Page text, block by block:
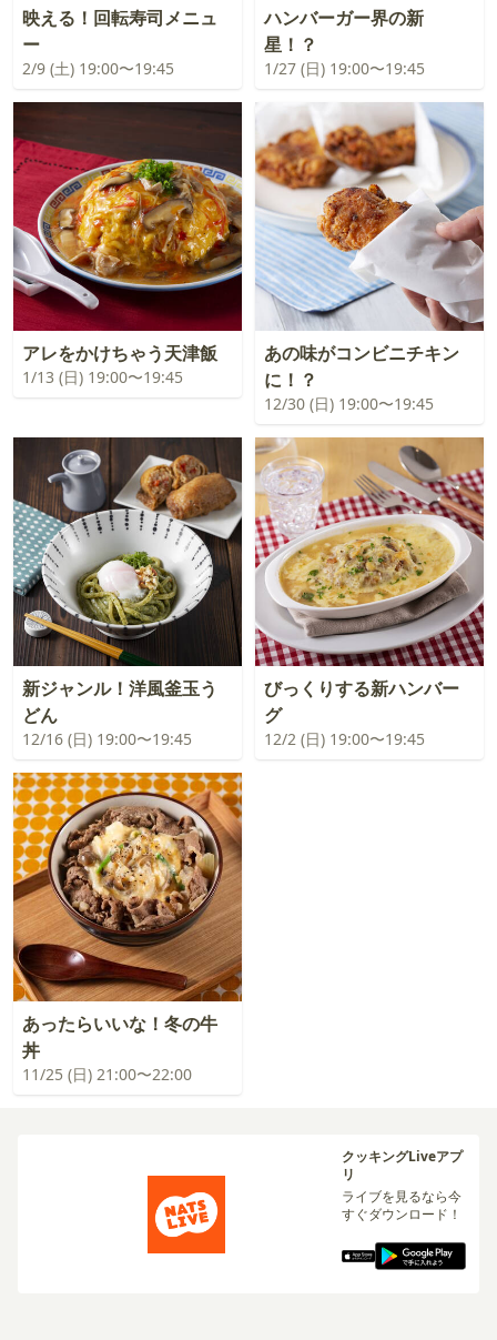
映える！回転寿司メニュ
ー
2/9 (土) 19:00〜19:45
ハンバーガー界の新
星！？
1/27 (日) 19:00〜19:45
アレをかけちゃう天津飯
1/13 (日) 19:00〜19:45
あの味がコンビニチキン
に！？
12/30 (日) 19:00〜19:45
新ジャンル！洋風釜玉う
どん
12/16 (日) 19:00〜19:45
びっくりする新ハンバー
グ
12/2 (日) 19:00〜19:45
あったらいいな！冬の牛
丼
11/25 (日) 21:00〜22:00
クッキングLiveアプ
リ
ライブを見るなら今
すぐダウンロード！